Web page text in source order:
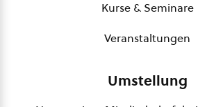
Kurse & Seminare
Veranstaltungen
Umstellung